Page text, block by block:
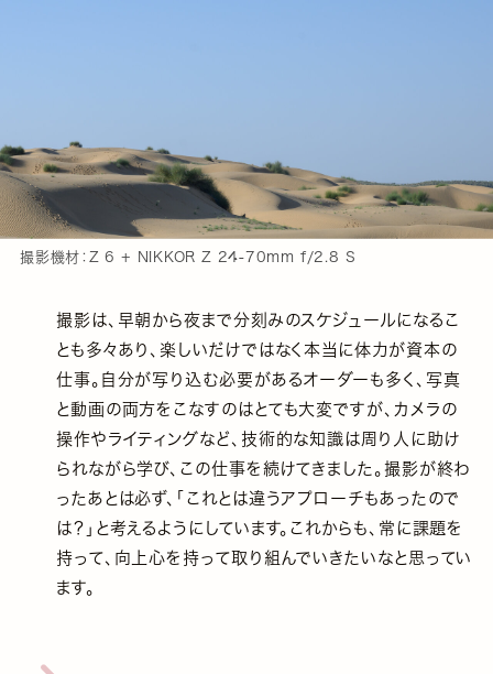
撮影機材：Z 6 + NIKKOR Z 24-70mm f/2.8 S
撮影は、早朝から夜まで分刻みのスケジュールになるこ
とも多々あり、楽しいだけではなく本当に体力が資本の
仕事。自分が写り込む必要があるオーダーも多く、写真
と動画の両方をこなすのはとても大変ですが、カメラの
操作やライティングなど、技術的な知識は周り人に助け
られながら学び、この仕事を続けてきました。撮影が終わ
ったあとは必ず、「これとは違うアプローチもあったので
は？」と考えるようにしています。これからも、常に課題を
持って、向上心を持って取り組んでいきたいなと思ってい
ます。